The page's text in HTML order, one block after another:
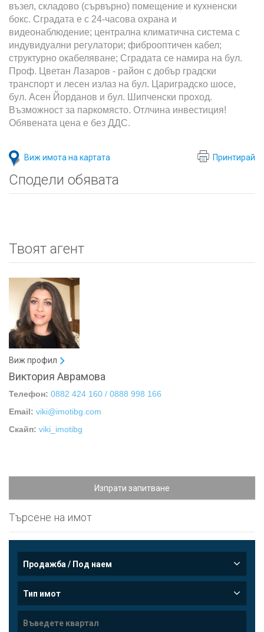
възел, складово (сървърно) помещение и кухненски
бокс. Сградата е с 24-часова охрана и
видеонаблюдение; централна климатична система с
индувидуални регулатори; фиброоптичен кабел;
структурно окабеляване; Сградата се намира на бул.
Проф. Цветан Лазаров - район с добър градски
транспорт и лесен излаз на бул. Цариградско шосе,
бул. Асен Йорданов и бул. Шипченски проход.
Възможност за паркомясто. Отлчина инвестиция!
Обявената цена е без ДДС.
Виж имота на картата Принтирай
Сподели обявата
Твоят агент
Виж профил
Виктория Аврамова
Телефон: 0882 424 160 / 0888 998 166
Email: viki@imotibg.com
Скайп: viki_imotibg
Изпрати запитване
Търсене на имот
Продажба / Под наем
Тип имот